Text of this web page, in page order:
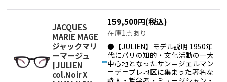
JACQUES
MARIE MAGE
ジャックマリ
ーマージュ
[JULIEN
col.Noir X
159,500円(税込)
在庫1点あり
●【JULIEN】モデル説明 1950年
代にパリの知的・文化活動の一大
中心地となったサン＝ジェルマン
＝デ＝プレ地区に集まった著名な